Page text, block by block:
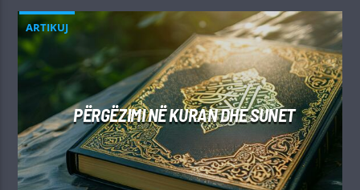
ARTIKUJ
PËRGËZIMI NË KURAN DHE SUNET